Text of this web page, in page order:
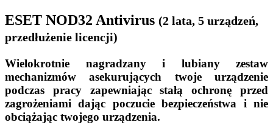
ESET NOD32 Antivirus (2 lata, 5 urządzeń,
przedłużenie licencji)
Wielokrotnie nagradzany i lubiany zestaw
mechanizmów asekurujących twoje urządzenie
podczas pracy zapewniając stałą ochronę przed
zagrożeniami dając poczucie bezpieczeństwa i nie
obciążając twojego urządzenia.